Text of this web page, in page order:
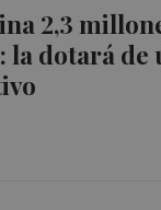
2,3
la dotará